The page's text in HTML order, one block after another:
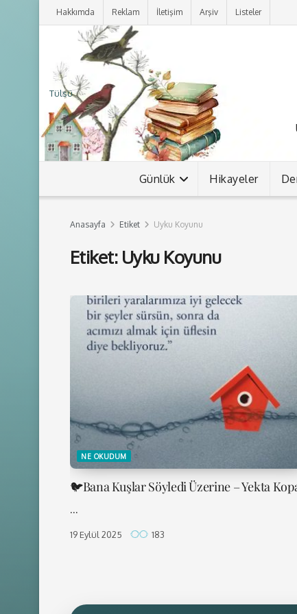
Hakkımda Reklam İletişim Arşiv Listeler
Tülsü
Günlük Hikayeler
Anasayfa Etiket Uyku Koyunu
Etiket: Uyku Koyunu
NE OKUDUM
🐦Bana Kuşlar Söyledi Üzerine – Yekta
...
19 Eylül 2025 183